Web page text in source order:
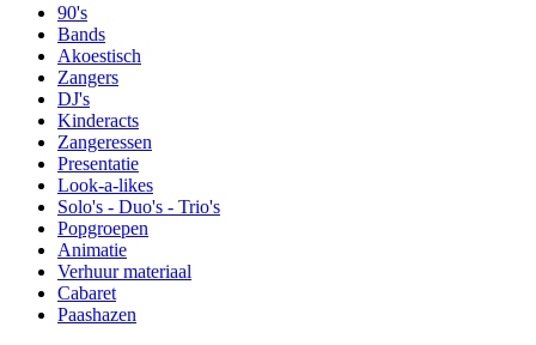
90's
Bands
Akoestisch
Zangers
DJ's
Kinderacts
Zangeressen
Presentatie
Look-a-likes
Solo's - Duo's - Trio's
Popgroepen
Animatie
Verhuur materiaal
Cabaret
Paashazen